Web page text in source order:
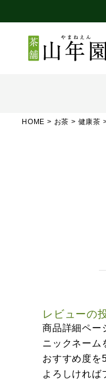
HOME お茶 健康茶
レビューの
商品詳細ペー
ニックネーム
おすすめ度を
よろしければ